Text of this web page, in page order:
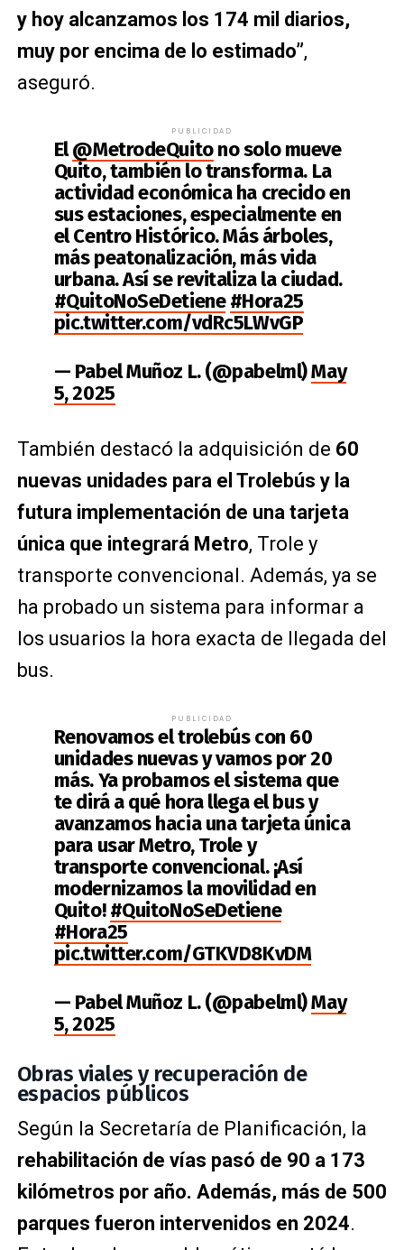
y hoy alcanzamos los 174 mil diarios,
muy por encima de lo estimado”,
aseguró.
PUBLICIDAD
El@MetrodeQuitono solo mueve
Quito, también lo transforma. La
actividad económica ha crecido en
sus estaciones, especialmente en
el Centro Histórico. Más árboles,
más peatonalización, más vida
urbana. Así se revitaliza la ciudad.
#QuitoNoSeDetiene #Hora25
pic.twitter.com/vdRc5LWvGP
— Pabel Muñoz L. (@pabelml)May
5, 2025
También destacó la adquisición de 60
nuevas unidades para el Trolebús y la
futura implementación de una tarjeta
única que integrará Metro, Trole y
transporte convencional. Además, ya se
ha probado un sistema para informar a
los usuarios la hora exacta de llegada del
bus.
PUBLICIDAD
Renovamos el trolebús con 60
unidades nuevas y vamos por 20
más. Ya probamos el sistema que
te dirá a qué hora llega el bus y
avanzamos hacia una tarjeta única
para usar Metro, Trole y
transporte convencional. ¡Así
modernizamos la movilidad en
Quito!#QuitoNoSeDetiene
#Hora25
pic.twitter.com/GTKVD8KvDM
— Pabel Muñoz L. (@pabelml)May
5, 2025
Obras viales y recuperación de
espacios públicos
Según la Secretaría de Planificación, la
rehabilitación de vías pasó de 90 a 173
kilómetros por año. Además, más de 500
parques fueron intervenidos en 2024.